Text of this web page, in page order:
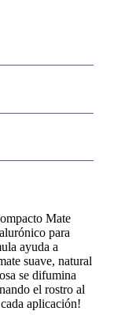
Mate
para
ayuda a
suave, natural
se difumina
el rostro al
aplicación!